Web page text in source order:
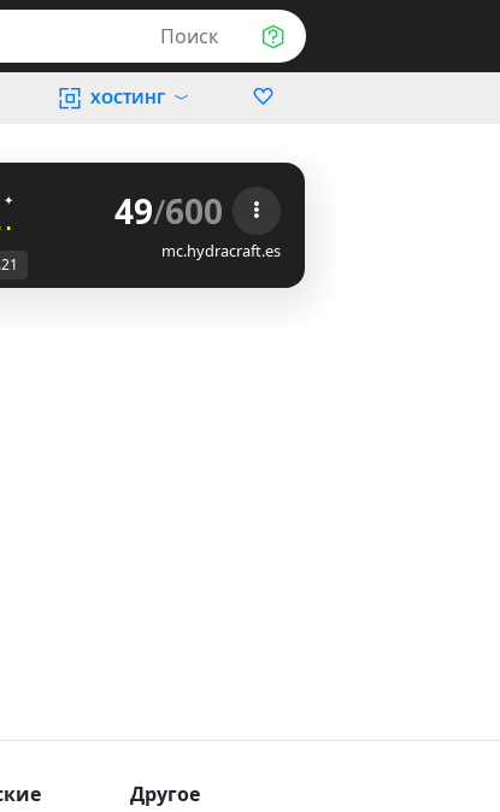
Поиск
ХОСТИНГ
✦
49/600
mc.hydracraft.es
Другое